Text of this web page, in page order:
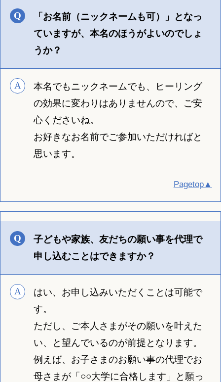
「お名前（ニックネームも可）」となっ
ていますが、本名のほうがよいのでしょ
うか？
本名でもニックネームでも、ヒーリング
の効果に変わりはありませんので、ご安
心くださいね。
お好きなお名前でご参加いただければと
思います。
Pagetop▲
子どもや家族、友だちの願い事を代理で
申し込むことはできますか？
はい、お申し込みいただくことは可能で
す。
ただし、ご本人さまがその願いを叶えた
い、と望んでいるのが前提となります。
例えば、お子さまのお願い事の代理でお
母さまが「○○大学に合格します」と願っ